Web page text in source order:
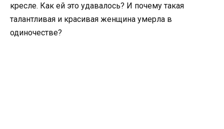
кресле. Как ей это удавалось? И почему такая
талантливая и красивая женщина умерла в
одиночестве?